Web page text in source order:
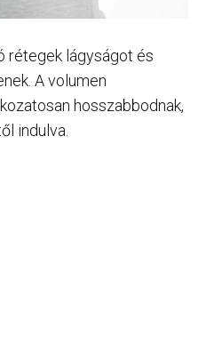
rétegek lágyságot és
A volumen
hosszabbodnak,
indulva.